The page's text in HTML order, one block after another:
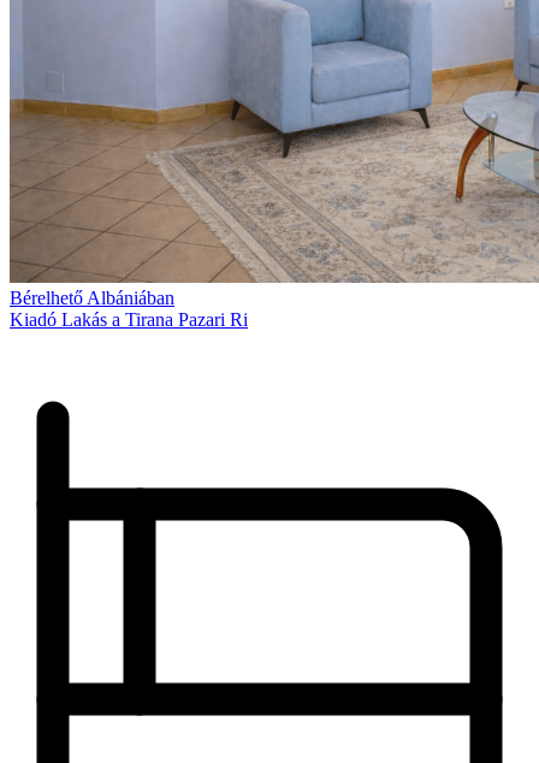
Bérelhető Albániában
Kiadó Lakás a Tirana Pazari Ri